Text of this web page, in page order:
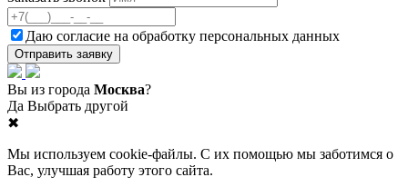
Даю согласие на обработку персональных данных
Вы из города Москва?
Да Выбрать другой
✖
Мы используем cookie-файлы. С их помощью мы заботимся о
Вас, улучшая работу этого сайта.